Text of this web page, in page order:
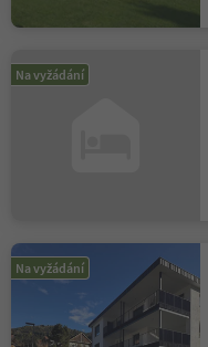
Na vyžádání
Na vyžádání